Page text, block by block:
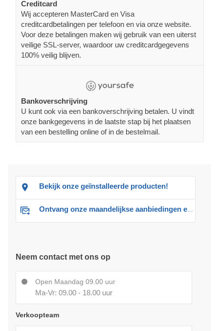
Creditcard
Wij accepteren MasterCard en Visa
creditcardbetalingen per telefoon en via onze website.
Voor deze betalingen maken wij gebruik van een uiterst
veilige SSL-server, waardoor uw creditcardgegevens
100% veilig blijven.
Bankoverschrijving
U kunt ook via een bankoverschrijving betalen. U vindt
onze bankgegevens in de laatste stap bij het plaatsen
van een bestelling online of in de bestelmail.
Bekijk onze geïnstalleerde producten!
Ontvang onze maandelijkse aanbiedingen en advies
Neem contact met ons op
Open Maandag 09.00 uur
Ma-Vr: 09.00 - 18.00 uur
Verkoopteam